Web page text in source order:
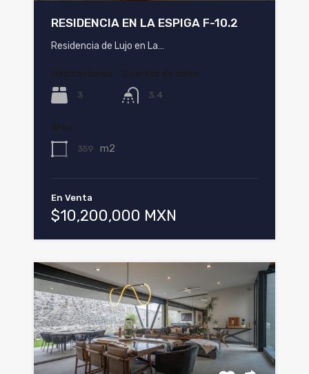
RESIDENCIA EN LA ESPIGA F-10.2
Residencia de Lujo en La…
Habitaciones
3
Cuartos de baño
3.4
Área
359 m2
En Venta
$10,200,000 MXN